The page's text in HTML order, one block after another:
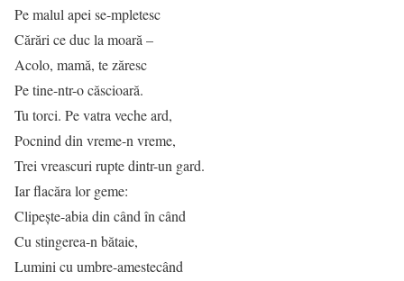
Pe malul apei se-mpletesc
Cărări ce duc la moară –
Acolo, mamă, te zăresc
Pe tine-ntr-o căscioară.
Tu torci. Pe vatra veche ard,
Pocnind din vreme-n vreme,
Trei vreascuri rupte dintr-un gard.
Iar flacăra lor geme:
Clipeşte-abia din când în când
Cu stingerea-n bătaie,
Lumini cu umbre-amestecând